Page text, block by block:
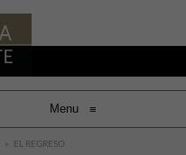
Menu ≡
» EL REGRESO